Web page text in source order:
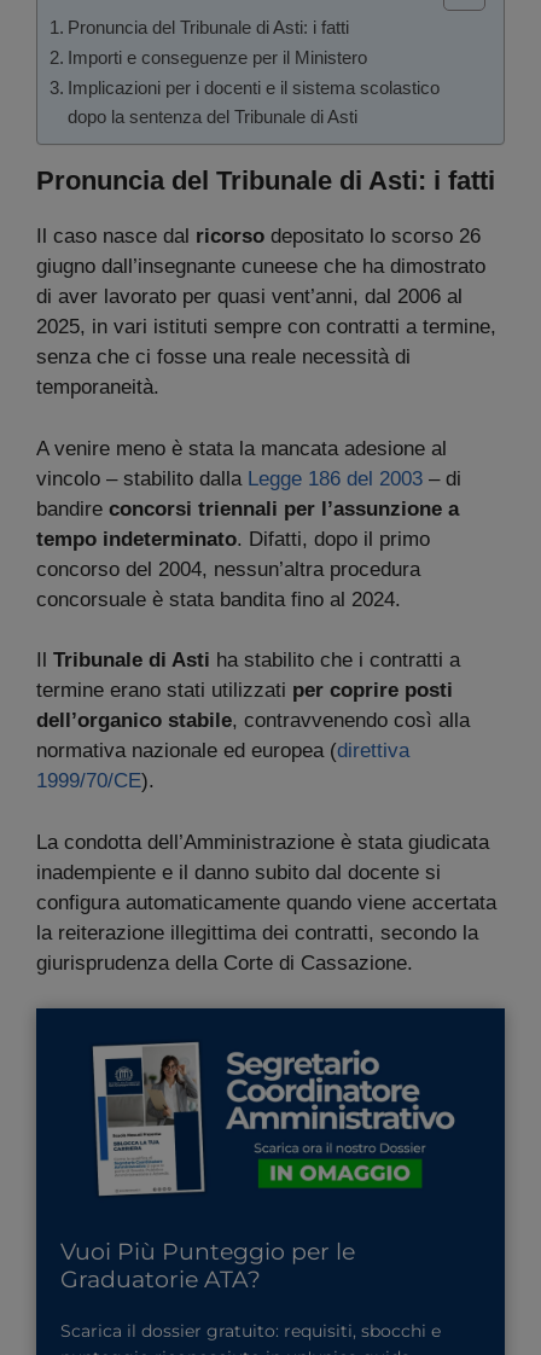
Pronuncia del Tribunale di Asti: i fatti
Importi e conseguenze per il Ministero
Implicazioni per i docenti e il sistema scolastico
dopo la sentenza del Tribunale di Asti
Pronuncia del Tribunale di Asti: i fatti
Il caso nasce dal ricorso depositato lo scorso 26
giugno dall’insegnante cuneese che ha dimostrato
di aver lavorato per quasi vent’anni, dal 2006 al
2025, in vari istituti sempre con contratti a termine,
senza che ci fosse una reale necessità di
temporaneità.
A venire meno è stata la mancata adesione al
vincolo – stabilito dalla Legge 186 del 2003 – di
bandire concorsi triennali per l’assunzione a
tempo indeterminato. Difatti, dopo il primo
concorso del 2004, nessun’altra procedura
concorsuale è stata bandita fino al 2024.
Il Tribunale di Asti ha stabilito che i contratti a
termine erano stati utilizzati per coprire posti
dell’organico stabile, contravvenendo così alla
normativa nazionale ed europea (direttiva
1999/70/CE).
La condotta dell’Amministrazione è stata giudicata
inadempiente e il danno subito dal docente si
configura automaticamente quando viene accertata
la reiterazione illegittima dei contratti, secondo la
giurisprudenza della Corte di Cassazione.
Vuoi Più Punteggio per le
Graduatorie ATA?
Scarica il dossier gratuito: requisiti, sbocchi e